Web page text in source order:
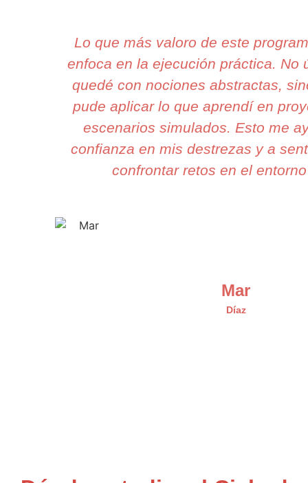
Lo que más valoro de este
enfoca en la ejecución práctica. No
quedé con nociones abstractas,
pude aplicar lo que aprendí en
escenarios simulados. Esto me
confianza en mis destrezas y a
confrontar retos en el
Mar
Díaz